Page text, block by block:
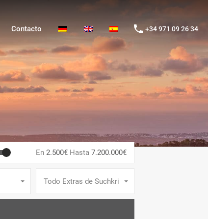
Contacto +34 971 09 26 34
En 2.500€ Hasta 7.200.000€
Todo Extras de Suchkriterien